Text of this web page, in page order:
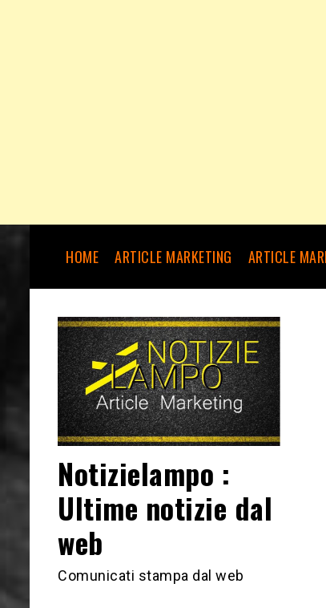
HOME ARTICLE MARKETING ARTICLE
Notizielampo :
Ultime notizie dal
web
Comunicati stampa dal web